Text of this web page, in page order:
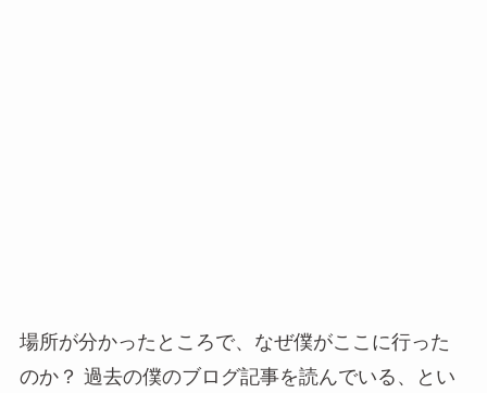
場所が分かったところで、なぜ僕がここに行った
のか？ 過去の僕のブログ記事を読んでいる、とい